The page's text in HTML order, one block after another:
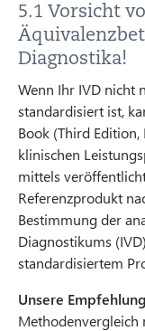
5.1 Vorsicht
Diagnostika!
Wenn Ihr IVD nicht
standardisiert ist,
Book (Third
klinischen
mittels
Referenzprodukt
Bestimmung der
Diagnostikums
standardisiertem
Unsere
Methodenvergleich